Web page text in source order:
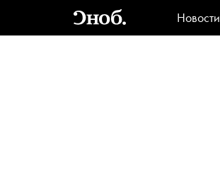
Новости